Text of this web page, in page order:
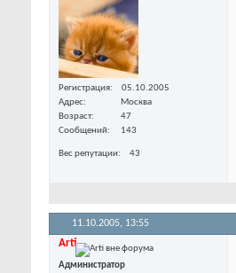
Регистрация
05.10.2005
Адрес
Москва
Возраст
47
Сообщений
143
Вес репутации 43
11.10.2005, 13:55
Arti
Администратор